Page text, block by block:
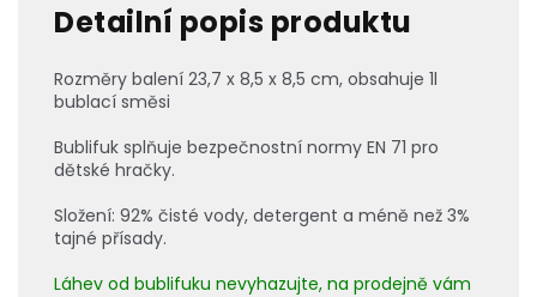
Detailní popis produktu
Rozměry balení 23,7 x 8,5 x 8,5 cm, obsahuje 1l
bublací směsi
Bublifuk splňuje bezpečnostní normy EN 71 pro
dětské hračky.
Složení: 92% čisté vody, detergent a méně než 3%
tajné přísady.
Láhev od bublifuku nevyhazujte, na prodejně vám